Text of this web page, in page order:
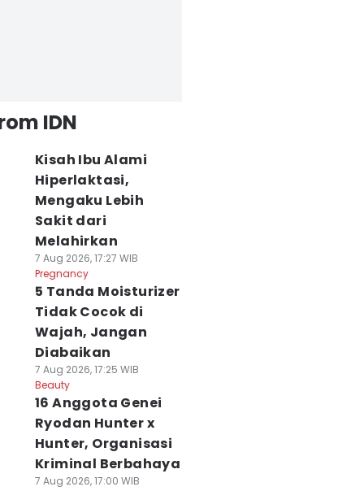
IDN
Kisah Ibu Alami
Hiperlaktasi,
Mengaku Lebih
Sakit dari
Melahirkan
7 Aug 2026, 17:27 WIB
Pregnancy
5 Tanda Moisturizer
Tidak Cocok di
Wajah, Jangan
Diabaikan
7 Aug 2026, 17:25 WIB
Beauty
16 Anggota Genei
Ryodan Hunter x
Hunter, Organisasi
Kriminal Berbahaya
7 Aug 2026, 17:00 WIB